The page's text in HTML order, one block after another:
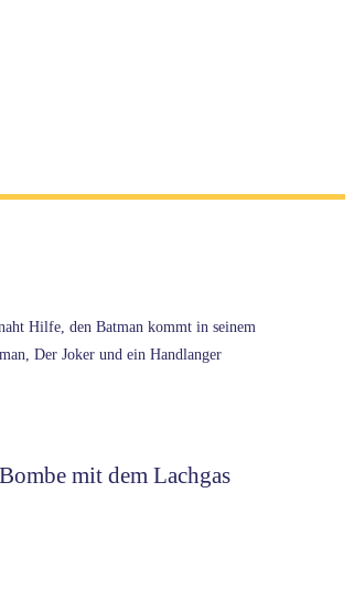
Hilfe, den Batman kommt in seinem
Der Joker und ein Handlanger
mit dem Lachgas